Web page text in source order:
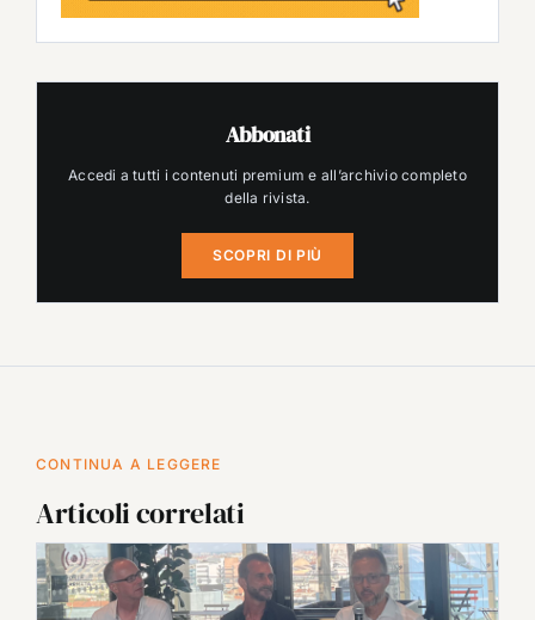
Abbonati
Accedi a tutti i contenuti premium e all’archivio completo
della rivista.
SCOPRI DI PIÙ
CONTINUA A LEGGERE
Articoli correlati